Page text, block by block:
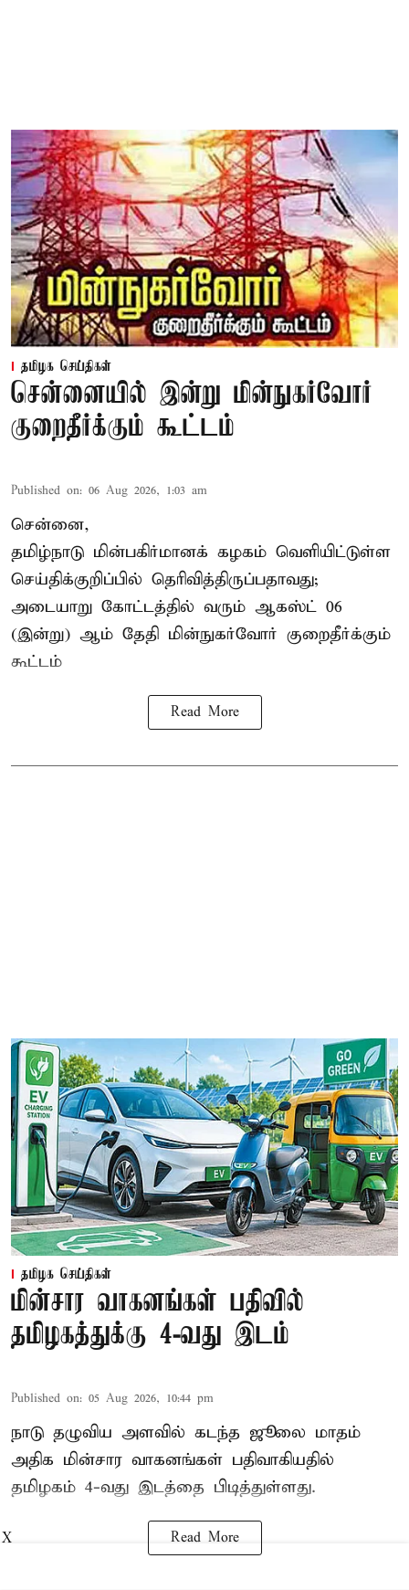
தமிழக செய்திகள்
சென்னையில் இன்று மின்நுகர்வோர்
குறைதீர்க்கும் கூட்டம்
Published on: 06 Aug 2026, 1:03 am
சென்னை,
தமிழ்நாடு மின்பகிர்மானக் கழகம் வெளியிட்டுள்ள
செய்திக்குறிப்பில் தெரிவித்திருப்பதாவது;
அடையாறு கோட்டத்தில் வரும் ஆகஸ்ட் 06
(இன்று) ஆம் தேதி மின்நுகர்வோர் குறைதீர்க்கும்
கூட்டம்
Read More
தமிழக செய்திகள்
மின்சார வாகனங்கள் பதிவில்
தமிழகத்துக்கு 4-வது இடம்
Published on: 05 Aug 2026, 10:44 pm
நாடு தழுவிய அளவில் கடந்த ஜூலை மாதம்
அதிக மின்சார வாகனங்கள் பதிவாகியதில்
தமிழகம் 4-வது இடத்தை பிடித்துள்ளது.
Read More
X